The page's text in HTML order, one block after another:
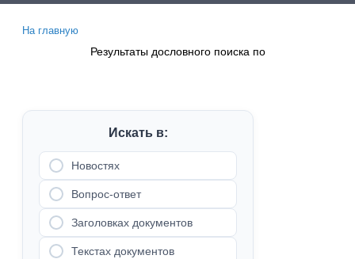
На главную
Результаты дословного поиска по
Искать в:
Новостях
Вопрос-ответ
Заголовках документов
Текстах документов